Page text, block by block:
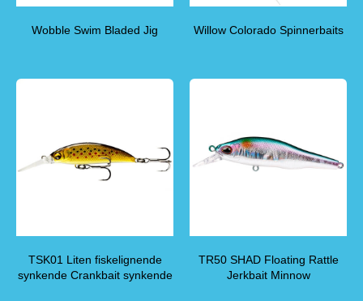
Wobble Swim Bladed Jig Willow Colorado Spinnerbaits
TSK01 Liten fiskelignende
synkende Crankbait synkende
TR50 SHAD Floating Rattle
Jerkbait Minnow